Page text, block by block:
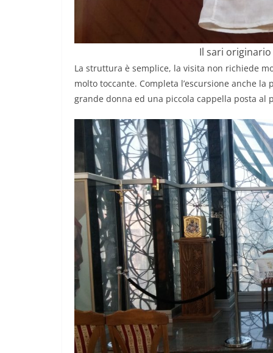
Il sari
La struttura è semplice, la visita non richiede
molto toccante. Completa l’escursione anche
grande donna ed una piccola cappella posta al